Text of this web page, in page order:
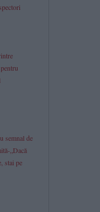
semnal de
„Dacă
stai pe